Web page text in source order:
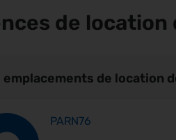
de location
emplacements de location
PARN76